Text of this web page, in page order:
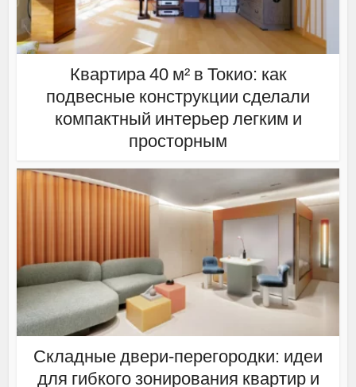
Квартира 40 м² в Токио: как
подвесные конструкции сделали
компактный интерьер легким и
просторным
Складные двери-перегородки: идеи
для гибкого зонирования квартир и